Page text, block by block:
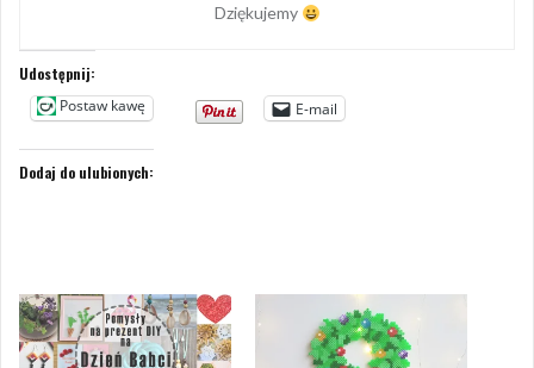
Dziękujemy
Udostępnij:
Postaw kawę
E-mail
Dodaj do ulubionych: